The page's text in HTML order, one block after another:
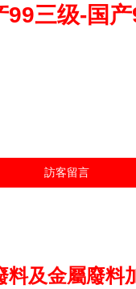
三级-国
訪客留言
及金屬廢料